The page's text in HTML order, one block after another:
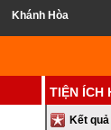
Khánh Hòa
TIỆN ÍCH
Kết